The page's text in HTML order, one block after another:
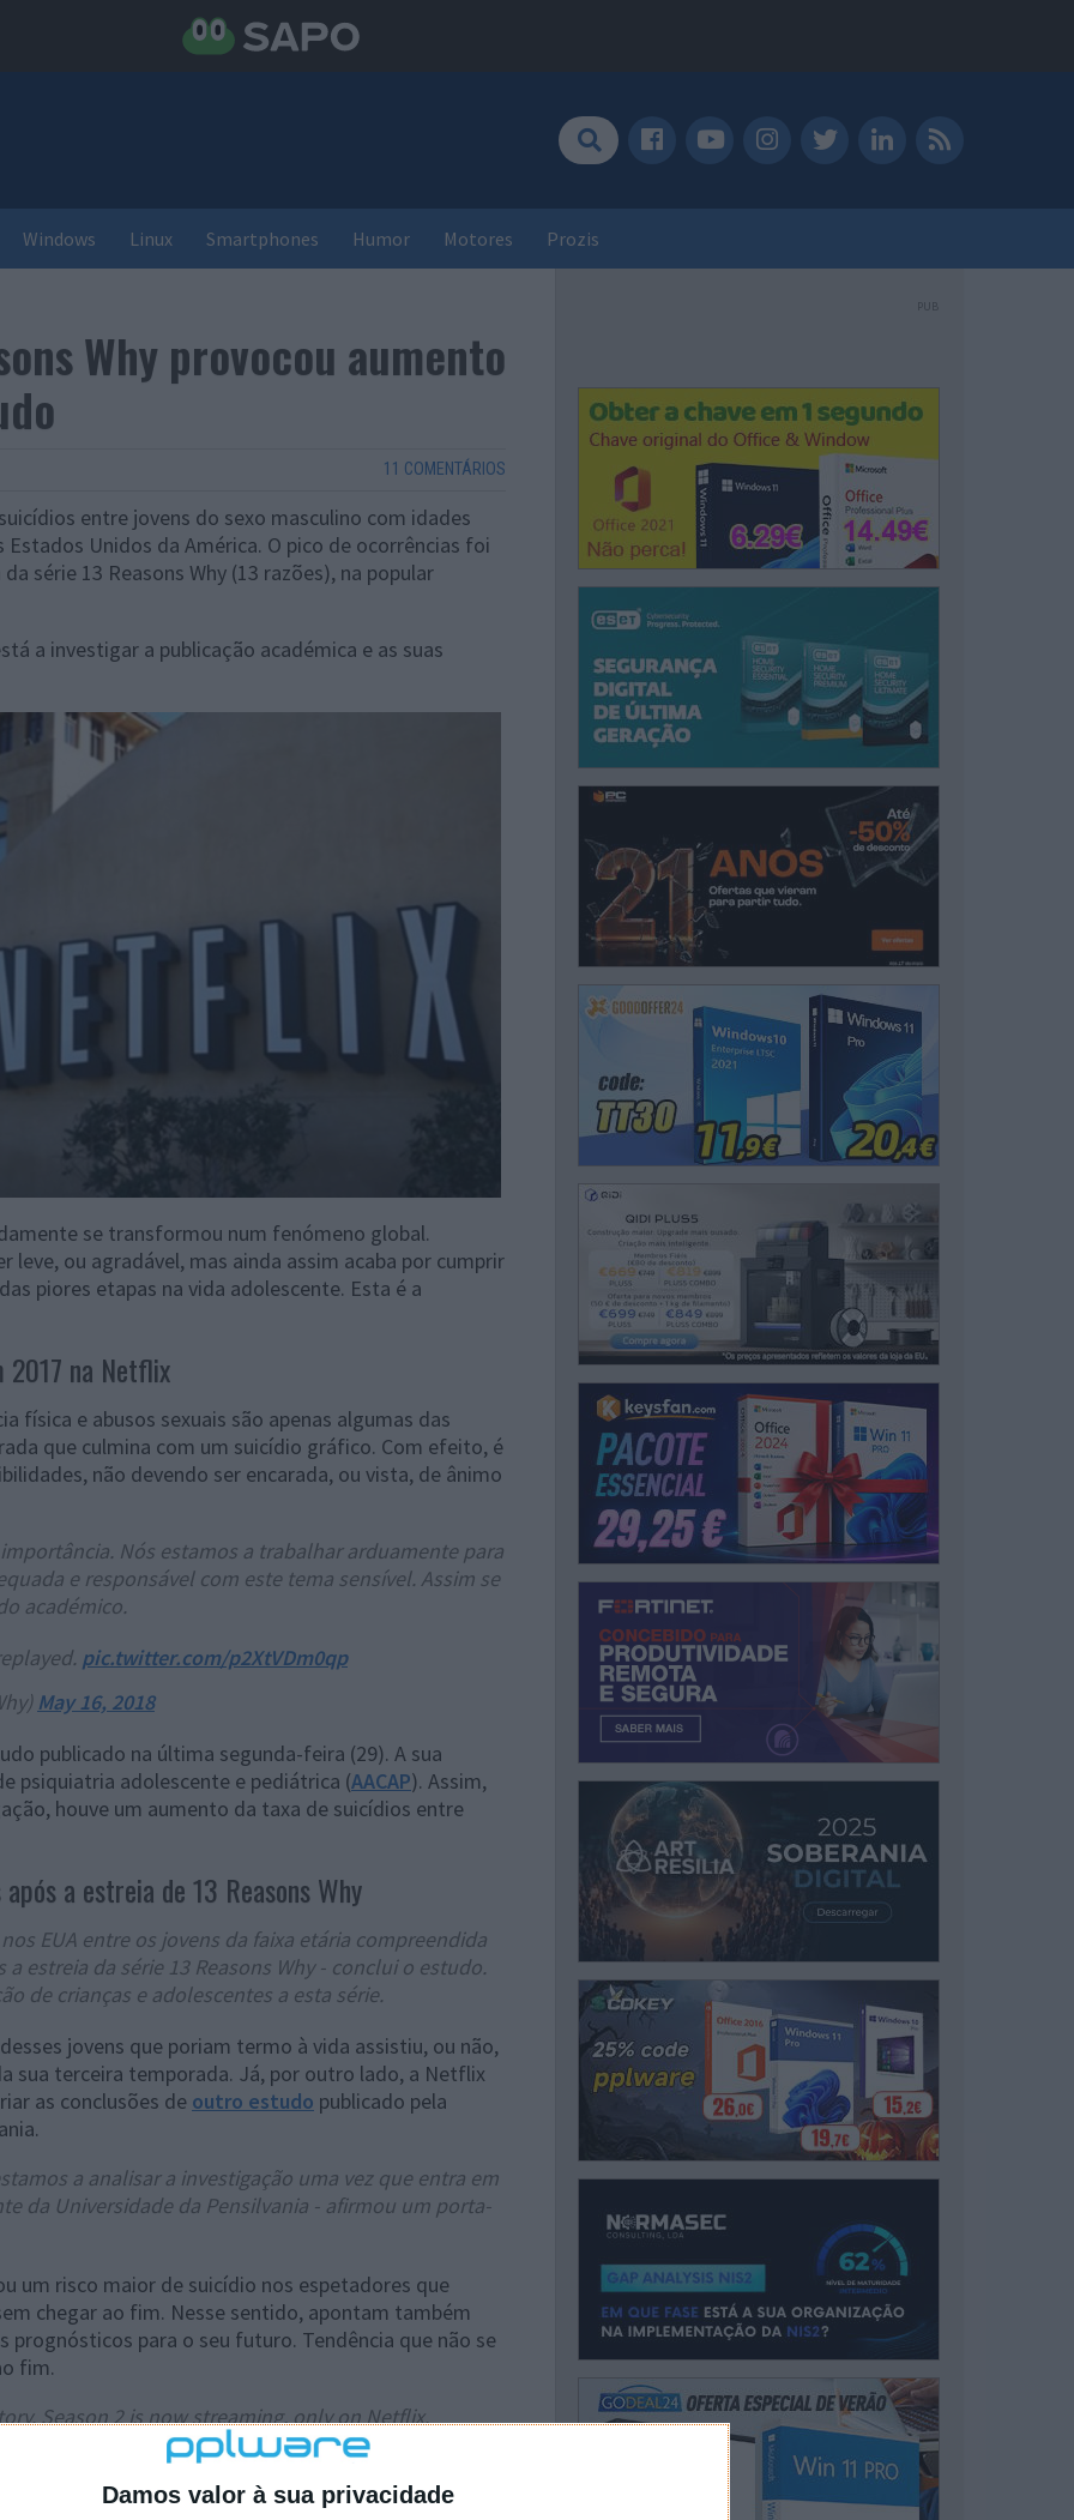
Damos valor à sua privacidade
Windows Linux Smartphones Humor Motores Prozis
Why provocou aumento
11 COMENTÁRIOS
entre jovens do sexo masculino com idades
Unidos da América. O pico de ocorrências foi
série 13 Reasons Why (13 razões), na popular
a investigar a publicação académica e as suas
se transformou num fenómeno global.
leve, ou agradável, mas ainda assim acaba por cumprir
piores etapas na vida adolescente. Esta é a
2017 na Netflix
física e abusos sexuais são apenas algumas das
que culmina com um suicídio gráfico. Com efeito, é
não devendo ser encarada, ou vista, de ânimo
Nós estamos a trabalhar arduamente para
e responsável com este tema sensível. Assim se
académico.
pic.twitter.com/p2XtVDm0qp
May 16, 2018
publicado na última segunda-feira (29). A sua
psiquiatria adolescente e pediátrica (AACAP). Assim,
houve um aumento da taxa de suicídios entre
a estreia de 13 Reasons Why
EUA entre os jovens da faixa etária compreendida
estreia da série 13 Reasons Why - conclui o estudo.
de crianças e adolescentes a esta série.
jovens que poriam termo à vida assistiu, ou não,
sua terceira temporada. Já, por outro lado, a Netflix
as conclusões de outro estudo publicado pela
a analisar a investigação uma vez que entra em
da Universidade da Pensilvania - afirmou um porta-
um risco maior de suicídio nos espetadores que
chegar ao fim. Nesse sentido, apontam também
prognósticos para o seu futuro. Tendência que não se
fim.
Season 2 is now streaming, only on Netflix.
May 26, 2018
PUB